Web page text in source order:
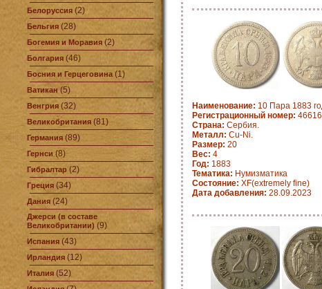
Белоруссия (2)
Бельгия (28)
Богемия и Моравия (2)
Болгария (46)
Босния и Герцеговина (1)
Ватикан(5)
Венгрия (32)
Великобритания (81)
Германия (89)
Гернси(8)
Гибралтар (2)
Греция (34)
Дания (24)
Джерси (в составе
Великобритании) (9)
Испания (43)
Ирландия (12)
Италия (52)
Наименование: 10 Пара 1883
Регистрационный номер:
Страна: Сербия.
Металл: Cu-Ni.
Размер: 20
Вес: 4
Год: 1883
Тематика: Нумизматика
Состояние: XF(extremely fine)
Дата добавления: 28.09.2023